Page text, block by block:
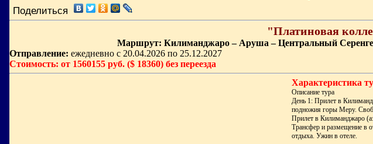
Поделиться
"Платиновая
Маршрут: Килиманджаро – Аруша – Центральный
Отправление: ежедневно с 20.04.2026 по 25.12.2027
Стоимость: от 1560155 руб. ($ 18360) без переезда
Характеристика
Описание тура
День 1: Прилет в
подножия горы Меру.
Прилет в Килиманджаро
Трансфер и размещение в
отдыха. Ужин в отеле.